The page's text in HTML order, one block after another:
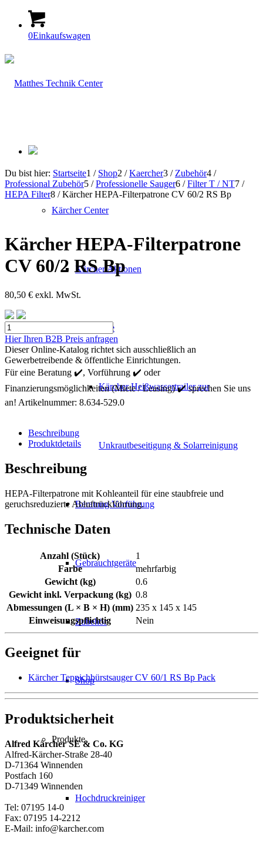
0Einkaufswagen
Kärcher Center
Kärcher Aktionen
Mietgeräte
Kärcher Heißwassertrailer zur
Unkrautbeseitigung & Solarreinigung
Beratung Vorführung
Gebrauchtgeräte
Zubehör
Shop
Produkte
Hochdruckreiniger
Du bist hier: Startseite1 / Shop2 / Kaercher3 / Zubehör4 /
Professional Zubehör5 / Professionelle Sauger6 / Filter T / NT7 /
HEPA Filter8 / Kärcher HEPA-Filterpatrone CV 60/2 RS Bp
Kärcher HEPA-Filterpatrone
CV 60/2 RS Bp
80,50 € exkl. MwSt.
Kärcher
HEPA-
Filterpatrone
CV
60/2
RS
Bp
Menge
Hier Ihren B2B Preis anfragen
Dieser Online-Katalog richtet sich ausschließlich an
Gewerbetreibende & öffentliche Einrichtungen.
Für eine Beratung ✔️, Vorführung ✔️ oder
Finanzierungsmöglichkeiten (Miete / Leasing) ✔️ sprechen Sie uns
an! Artikelnummer: 8.634-529.0
Beschreibung
Produktdetails
Beschreibung
HEPA-Filterpatrone mit Kohleanteil für eine staubfreie und
geruchsreduzierte Abluftrückführung.
Technische Daten
Anzahl (Stück)
1
Farbe
mehrfarbig
Gewicht (kg)
0.6
Gewicht inkl. Verpackung (kg) 0.8
Abmessungen (L × B × H) (mm) 235 x 145 x 145
Einweisungspflichtig
Nein
Geeignet für
Kärcher Teppichbürstsauger CV 60/1 RS Bp Pack
Produktsicherheit
Alfred Kärcher SE & Co. KG
Alfred-Kärcher-Straße 28-40
D-71364 Winnenden
Postfach 160
D-71349 Winnenden
Tel: 07195 14-0
Fax: 07195 14-2212
E-Mail: info@karcher.com